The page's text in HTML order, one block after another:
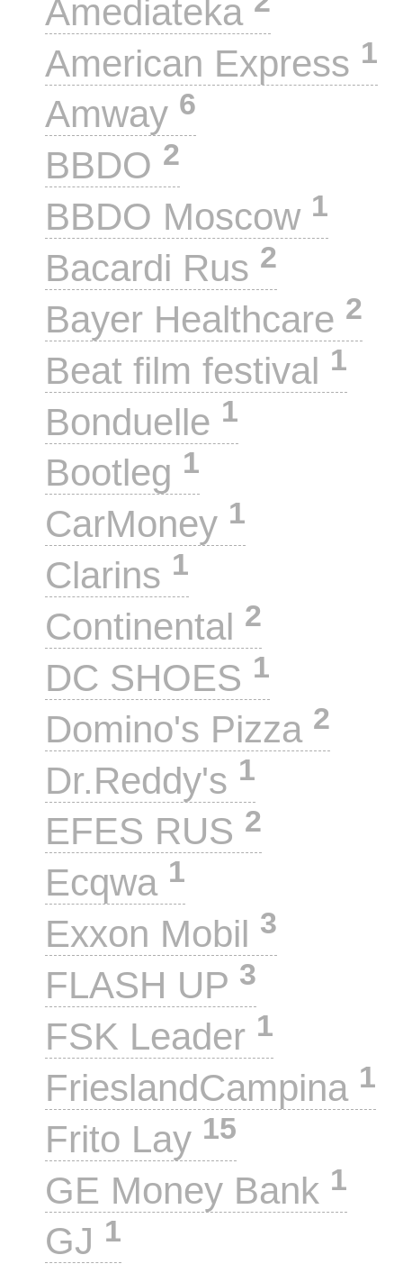
Amediateka
American Express 1
Amway 6
BBDO 2
BBDO Moscow 1
Bacardi Rus 2
Bayer Healthcare 2
Beat film festival 1
Bonduelle 1
Bootleg 1
CarMoney 1
Clarins 1
Continental 2
DC SHOES 1
Domino's Pizza 2
Dr.Reddy's 1
EFES RUS 2
Ecqwa 1
Exxon Mobil 3
FLASH UP 3
FSK Leader 1
FrieslandCampina 1
Frito Lay 15
GE Money Bank 1
GJ 1